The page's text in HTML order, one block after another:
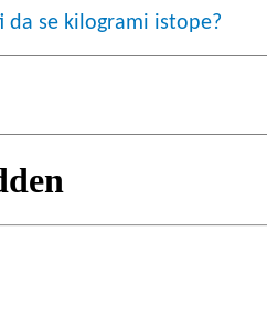
da se kilogrami istope?